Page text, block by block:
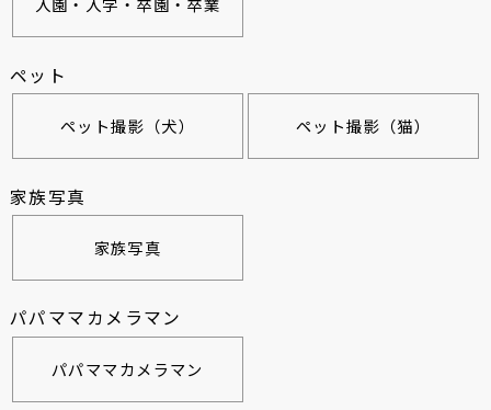
ペット
ペット撮影（犬） ペット撮影（猫）
家族写真
家族写真
パパママカメラマン
パパママカメラマン